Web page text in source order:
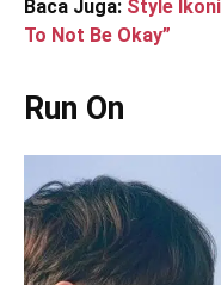
Baca Juga: Style
To Not Be Okay”
Run On